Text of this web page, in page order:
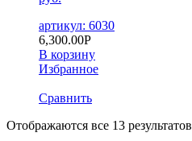
артикул: 6030
6,300.00Р
В корзину
Избранное
Сравнить
Отображаются все 13 результатов